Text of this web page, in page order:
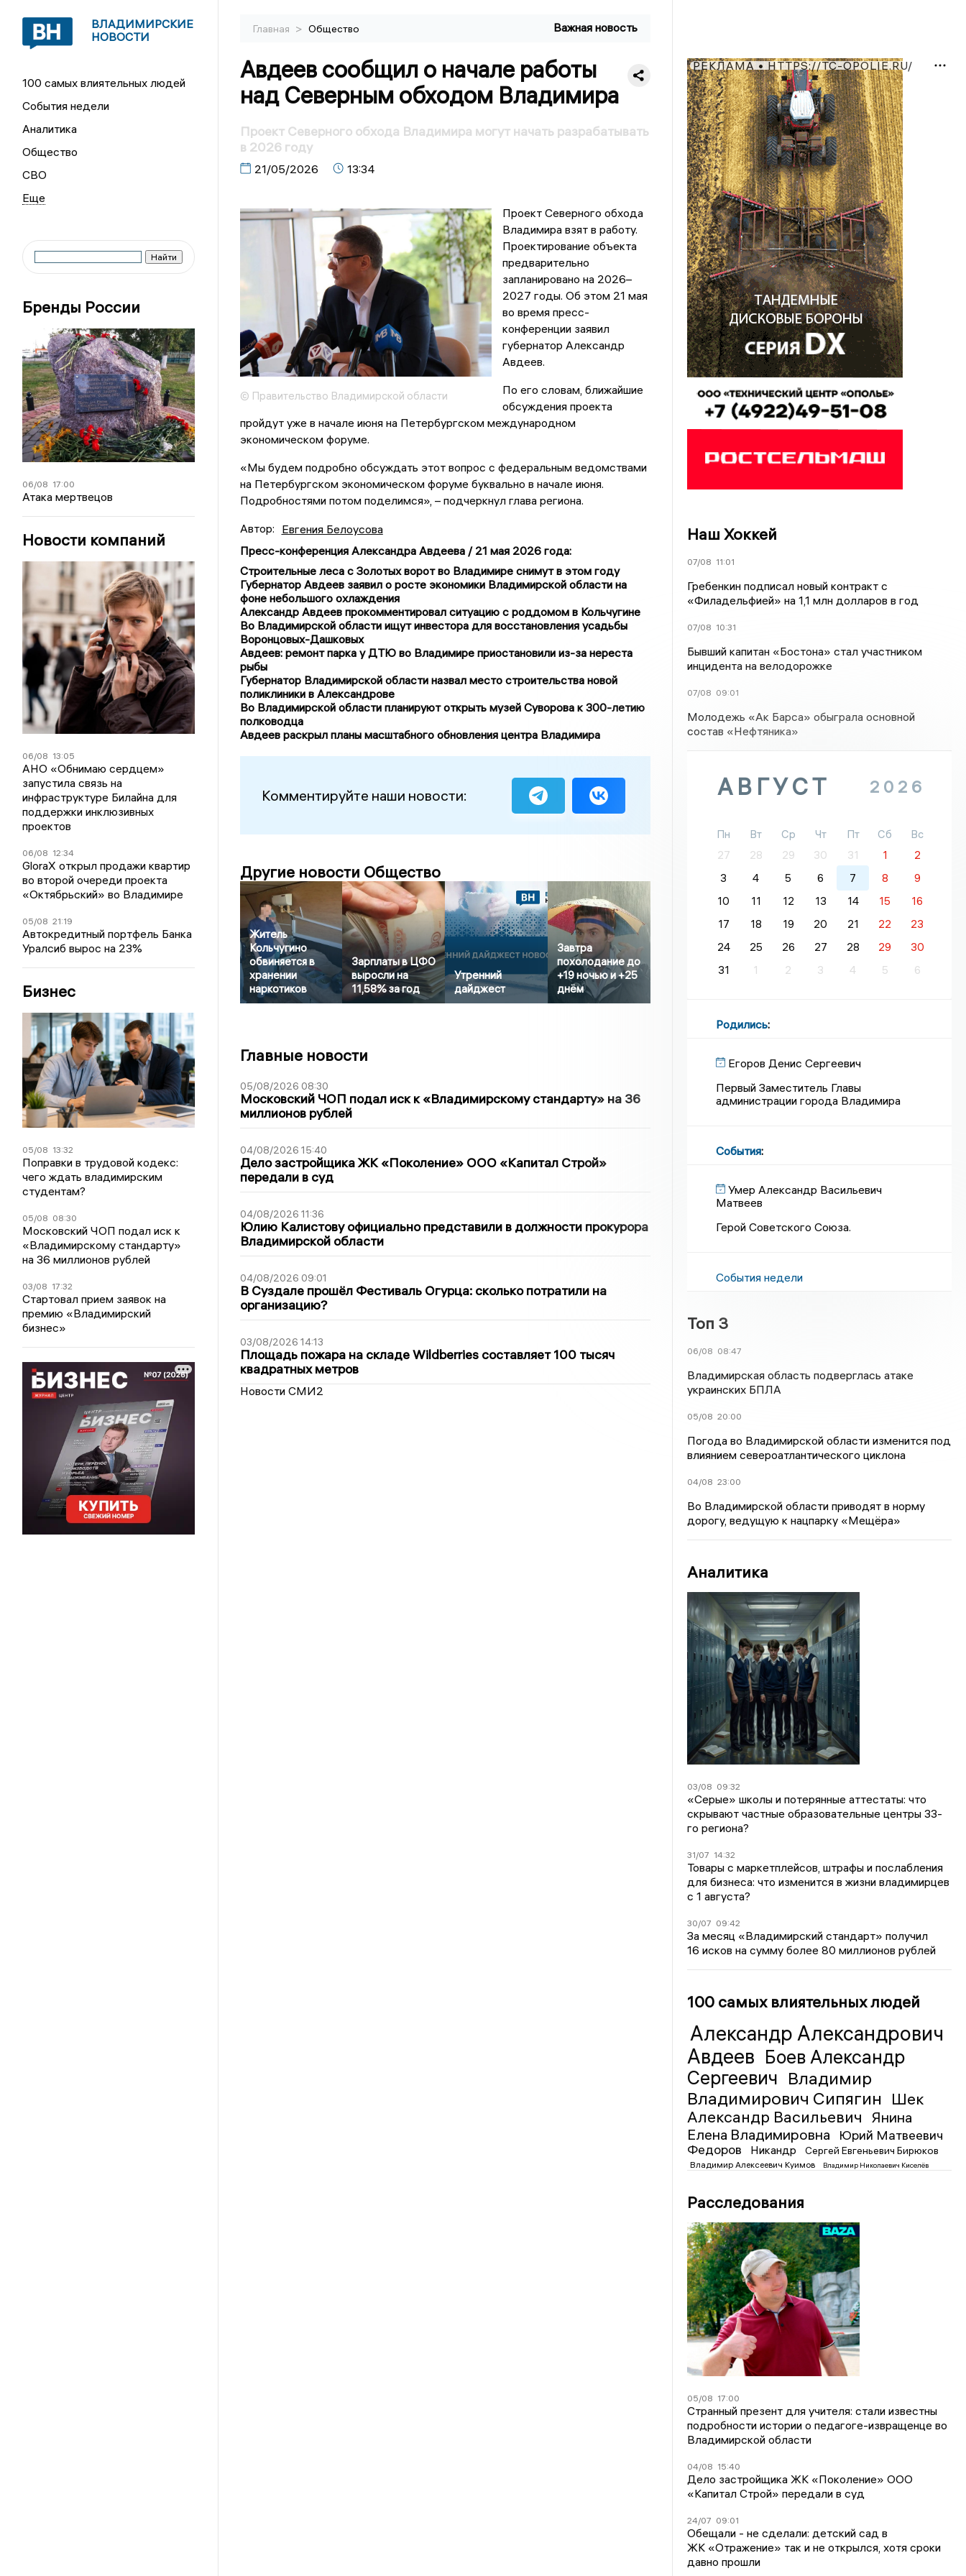
ВЛАДИМИРСКИЕ
НОВОСТИ
100 самых влиятельных людей
События недели
Аналитика
Общество
СВО
Бренды России
06/08 17:00
Атака мертвецов
Новости компаний
06/08 13:05
АНО «Обнимаю сердцем»
запустила связь на
инфраструктуре Билайна для
поддержки инклюзивных
проектов
06/08 12:34
GloraX открыл продажи квартир
во второй очереди проекта
«Октябрьский» во Владимире
05/08 21:19
Автокредитный портфель Банка
Уралсиб вырос на 23%
Бизнес
05/08 13:32
Поправки в трудовой кодекс:
чего ждать владимирским
студентам?
05/08 08:30
Московский ЧОП подал иск к
«Владимирскому стандарту»
на 36 миллионов рублей
03/08 17:32
Стартовал прием заявок на
премию «Владимирский
бизнес»
Главная > Общество Важная новость
Авдеев сообщил о начале работы
над Северным обходом Владимира
Проект Северного обхода Владимира могут начать разрабатывать
в 2026 году
21/05/2026 13:34
© Правительство Владимирской области
Проект Северного обхода
Владимира взят в работу.
Проектирование объекта
предварительно
запланировано на 2026–
2027 годы. Об этом 21 мая
во время пресс-
конференции заявил
губернатор Александр
Авдеев.
По его словам, ближайшие
обсуждения проекта
пройдут уже в начале июня на Петербургском международном
экономическом форуме.
«Мы будем подробно обсуждать этот вопрос с федеральным ведомствами
на Петербургском экономическом форуме буквально в начале июня.
Подробностями потом поделимся», – подчеркнул глава региона.
Автор: Евгения Белоусова
Пресс-конференция Александра Авдеева / 21 мая 2026 года:
Строительные леса с Золотых ворот во Владимире снимут в этом году
Губернатор Авдеев заявил о росте экономики Владимирской области на
фоне небольшого охлаждения
Александр Авдеев прокомментировал ситуацию с роддомом в Кольчугине
Во Владимирской области ищут инвестора для восстановления усадьбы
Воронцовых-Дашковых
Авдеев: ремонт парка у ДТЮ во Владимире приостановили из-за нереста
рыбы
Губернатор Владимирской области назвал место строительства новой
поликлиники в Александрове
Во Владимирской области планируют открыть музей Суворова к 300-летию
полководца
Авдеев раскрыл планы масштабного обновления центра Владимира
Комментируйте наши новости:
Другие новости Общество
Житель
Кольчугино
обвиняется в
хранении
наркотиков
Зарплаты в ЦФО
выросли на
11,58% за год
Утренний
дайджест
Завтра
похолодание до
+19 ночью и +25
днём
Главные новости
05/08/2026 08:30
Московский ЧОП подал иск к «Владимирскому стандарту» на 36
миллионов рублей
04/08/2026 15:40
Дело застройщика ЖК «Поколение» ООО «Капитал Строй»
передали в суд
04/08/2026 11:36
Юлию Калистову официально представили в должности прокурора
Владимирской области
04/08/2026 09:01
В Суздале прошёл Фестиваль Огурца: сколько потратили на
организацию?
03/08/2026 14:13
Площадь пожара на складе Wildberries составляет 100 тысяч
квадратных метров
Новости СМИ2
РЕКЛАМА • HTTPS://TC-OPOLIE.RU/
Наш Хоккей
07/08 11:01
Гребенкин подписал новый контракт с
«Филадельфией» на 1,1 млн долларов в год
07/08 10:31
Бывший капитан «Бостона» стал участником
инцидента на велодорожке
07/08 09:01
Молодежь «Ак Барса» обыграла основной
состав «Нефтяника»
АВГУСТ 2026
Пн Вт Ср Чт Пт Сб
Вс
27
28 29 30 31 1
2
3
4 5 6 7 8
9
10
11 12 13 14 15
16
17
18 19 20 21 22
23
24
25 26 27 28 29
30
31
1 2 3 4 5 6
Родились:
Егоров Денис Сергеевич
Первый Заместитель Главы
администрации города Владимира
События:
Умер Александр Васильевич
Матвеев
Герой Советского Союза.
События недели
Топ 3
06/08 08:47
Владимирская область подверглась атаке
украинских БПЛА
05/08 20:00
Погода во Владимирской области изменится под
влиянием североатлантического циклона
04/08 23:00
Во Владимирской области приводят в норму
дорогу, ведущую к нацпарку «Мещёра»
Аналитика
03/08 09:32
«Серые» школы и потерянные аттестаты: что
скрывают частные образовательные центры 33-
го региона?
31/07 14:32
Товары с маркетплейсов, штрафы и послабления
для бизнеса: что изменится в жизни владимирцев
с 1 августа?
30/07 09:42
За месяц «Владимирский стандарт» получил
16 исков на сумму более 80 миллионов рублей
100 самых влиятельных людей
Александр Александрович
Авдеев Боев Александр
Сергеевич Владимир
Владимирович Сипягин Шек
Александр Васильевич
Янина
Елена Владимировна
Юрий Матвеевич
Федоров
Никандр Сергей Евгеньевич Бирюков
Владимир Алексеевич Куимов Владимир Николаевич Киселёв
Расследования
05/08 17:00
Странный презент для учителя: стали известны
подробности истории о педагоге-извращенце во
Владимирской области
04/08 15:40
Дело застройщика ЖК «Поколение» ООО
«Капитал Строй» передали в суд
24/07 09:01
Обещали - не сделали: детский сад в
ЖК «Отражение» так и не открылся, хотя сроки
давно прошли